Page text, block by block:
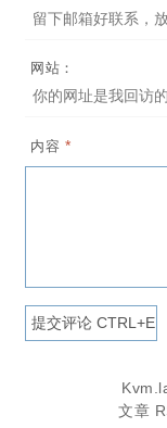
网站：
内容 *
文章